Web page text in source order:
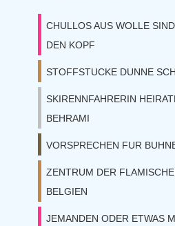
CHULLOS AUS WOLLE
DEN KOPF
STOFFSTUCKE DUNNE
SKIRENNFAHRERIN
BEHRAMI
VORSPRECHEN FUR
ZENTRUM DER
BELGIEN
JEMANDEN ODER ETWAS